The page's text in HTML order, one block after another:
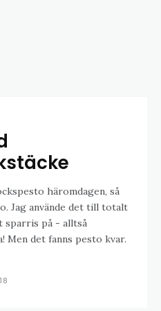
häromdagen, så
Jag använde det till totalt
sparris på - alltså
Men det fanns pesto kvar.